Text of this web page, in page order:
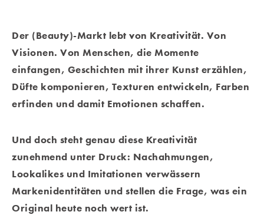
Der (Beauty)-Markt lebt von Kreativität. Von
Visionen. Von Menschen, die Momente
einfangen, Geschichten mit ihrer Kunst erzählen,
Düfte komponieren, Texturen entwickeln, Farben
erfinden und damit Emotionen schaffen.
Und doch steht genau diese Kreativität
zunehmend unter Druck: Nachahmungen,
Lookalikes und Imitationen verwässern
Markenidentitäten und stellen die Frage, was ein
Original heute noch wert ist.